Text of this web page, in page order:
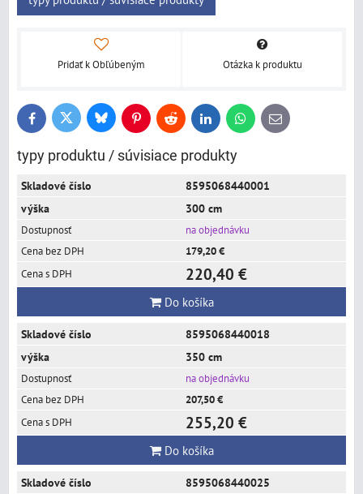
Pridať k Obľúbeným Otázka k produktu
FacebookTwitter BlueskyPinterestReddit LinkedInWhatsApp
E-
mail
typy produktu / súvisiace produkty
8595068440001
300 cm
na objednávku
179,20 €
220,40 €
Do košíka
8595068440018
350 cm
na objednávku
207,50 €
255,20 €
Do košíka
8595068440025